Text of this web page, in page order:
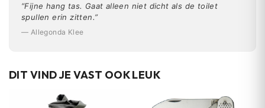
“Fijne hang tas. Gaat alleen niet dicht als de toilet
spullen erin zitten.”
— Allegonda Klee
DIT VIND JE VAST OOK LEUK